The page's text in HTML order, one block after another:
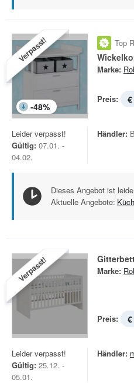
Verpasst!
-48%
Top
Marke:
Preis:
Leider verpasst!
Gültig: 07.01. -
04.02.
Händler:
Dieses Angebot ist
Aktuelle Angebote:
Verpasst! Marke:
Preis:
Leider verpasst!
Gültig: 25.12. -
05.01.
Händler: